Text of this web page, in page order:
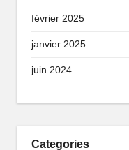
février 2025
janvier 2025
juin 2024
Categories